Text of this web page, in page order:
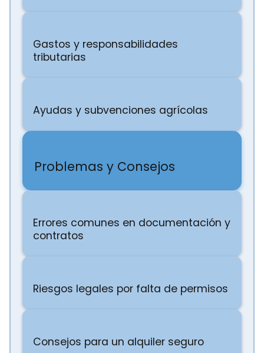
Gastos y responsabilidades
tributarias
Ayudas y subvenciones agrícolas
Problemas y Consejos
Errores comunes en documentación y
contratos
Riesgos legales por falta de permisos
Consejos para un alquiler seguro